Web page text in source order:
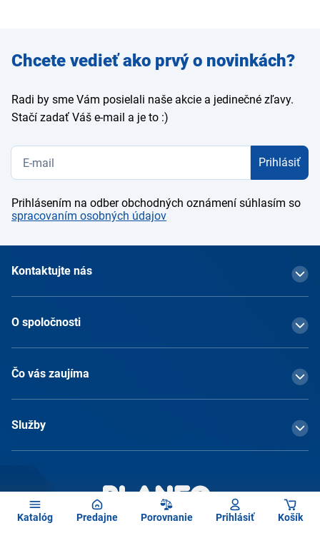
Katalóg Predajne Porovnanie Prihlásiť Košík
Zadajte
e-mail
Chcete vedieť ako prvý o novinkách?
Radi by sme Vám posielali naše akcie a jedinečné zľavy.
Stačí zadať Váš e-mail a je to :)
Prihlásiť
Prihlásením na odber obchodných oznámení súhlasím so
spracovaním osobných údajov
Kontaktujte nás
O spoločnosti
Čo vás zaujíma
Služby